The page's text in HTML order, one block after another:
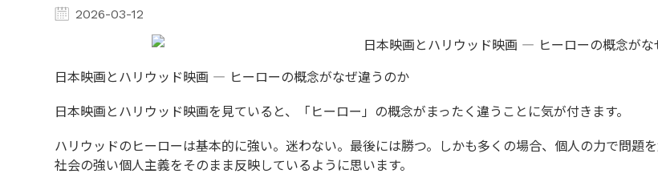
2026-03-12
日本映画とハリウッド映画 ― ヒーローの概念がなぜ違うのか
日本映画とハリウッド映画を見ていると、「ヒーロー」の概念がまったく違うことに気が付きます。
ハリウッドのヒーローは基本的に強い。迷わない。最後には勝つ。しかも多くの場合、個人の力で問題
社会の強い個人主義をそのまま反映しているように思います。